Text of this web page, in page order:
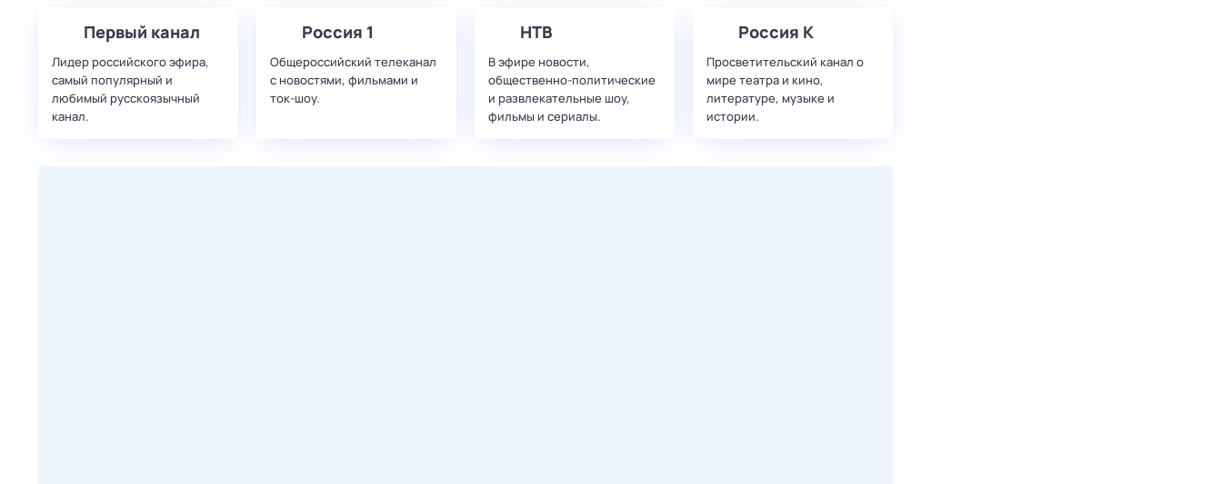
Первый канал
Лидер российского эфира,
самый популярный и
любимый русскоязычный
канал.
Россия 1
Общероссийский телеканал
с новостями, фильмами и
ток-шоу.
НТВ
В эфире новости,
общественно-политические
и развлекательные шоу,
фильмы и сериалы.
Россия К
Просветительский канал о
мире театра и кино,
литературе, музыке и
истории.